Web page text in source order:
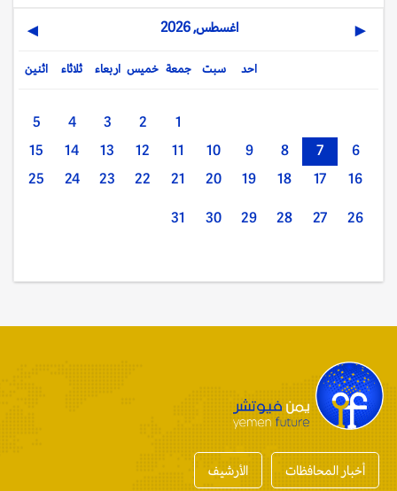
◀ اغسطس, 2026 ▶
اثنين ثلاثاء اربعاء خميس جمعة سبت احد
1
2
3
4
5
6
7
8
9
10
11
12
13
14
15
16
17
18
19
20
21
22
23
24
25
26
27
28
29
30
31
أخبار المحافظات الأرشيف